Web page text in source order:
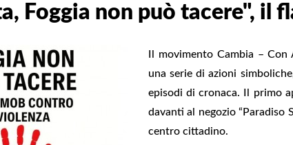
Foggia non può tacere", il
Il movimento Cambia –
una serie di azioni
episodi di cronaca. Il primo
davanti al negozio “Paradiso
centro cittadino.